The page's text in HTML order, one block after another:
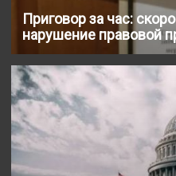
Приговор за час:
нарушение правовой